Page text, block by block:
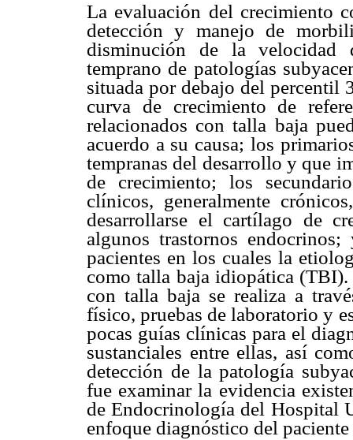
La evaluación del crecimiento
detección y manejo de
disminución de la velocidad
temprano de patologías
situada por debajo del percentil
curva de crecimiento de
relacionados con talla baja
acuerdo a su causa; los
tempranas del desarrollo y que
de crecimiento; los
clínicos, generalmente
desarrollarse el cartílago de
algunos trastornos
pacientes en los cuales la
como talla baja idiopática
con talla baja se realiza a
físico, pruebas de laboratorio y
pocas guías clínicas para el
sustanciales entre ellas, así
detección de la patología
fue examinar la evidencia
de Endocrinología del Hospital
enfoque diagnóstico del